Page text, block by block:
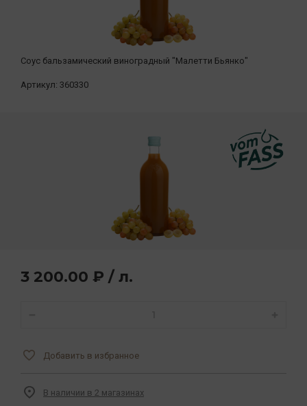
Соус бальзамический виноградный "Малетти Бьянко"
Артикул: 360330
3 200.00 ₽ / л.
Добавить в избранное
В наличии в 2 магазинах